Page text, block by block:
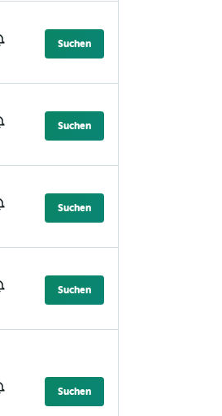
Suchen
Suchen
Suchen
Suchen
Suchen